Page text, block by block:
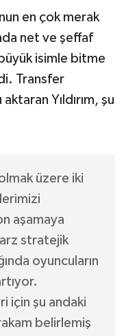
en çok merak
net ve şeffaf
isimle bitme
Transfer
Yıldırım, şu
üzere iki
aşamaya
stratejik
oyuncuların
için şu andaki
belirlemiş